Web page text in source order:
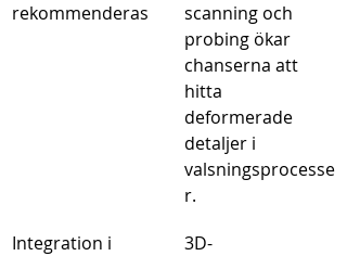
rekommenderas
scanning och
probing ökar
chanserna att
hitta
deformerade
detaljer i
valsningsprocesse
r.
Integration i
3D-